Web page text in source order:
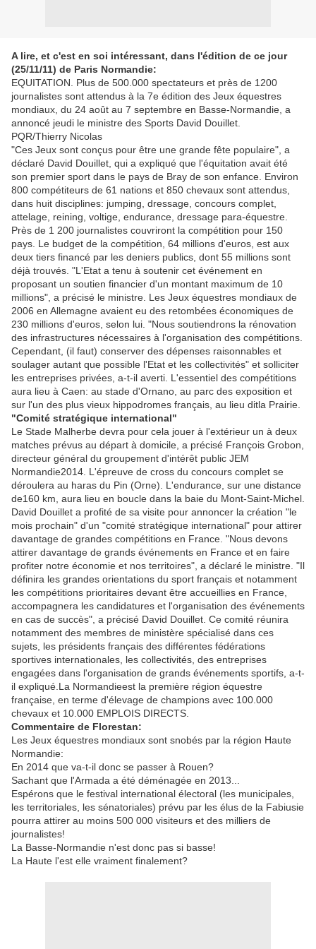
A lire, et c'est en soi intéressant, dans l'édition de ce jour
(25/11/11) de Paris Normandie:
EQUITATION. Plus de 500.000 spectateurs et près de 1200
journalistes sont attendus à la 7e édition des Jeux équestres
mondiaux, du 24 août au 7 septembre en Basse-Normandie, a
annoncé jeudi le ministre des Sports David Douillet.
PQR/Thierry Nicolas
"Ces Jeux sont conçus pour être une grande fête populaire", a
déclaré David Douillet, qui a expliqué que l'équitation avait été
son premier sport dans le pays de Bray de son enfance. Environ
800 compétiteurs de 61 nations et 850 chevaux sont attendus,
dans huit disciplines: jumping, dressage, concours complet,
attelage, reining, voltige, endurance, dressage para-équestre.
Près de 1 200 journalistes couvriront la compétition pour 150
pays. Le budget de la compétition, 64 millions d'euros, est aux
deux tiers financé par les deniers publics, dont 55 millions sont
déjà trouvés. "L'Etat a tenu à soutenir cet événement en
proposant un soutien financier d'un montant maximum de 10
millions", a précisé le ministre. Les Jeux équestres mondiaux de
2006 en Allemagne avaient eu des retombées économiques de
230 millions d'euros, selon lui. "Nous soutiendrons la rénovation
des infrastructures nécessaires à l'organisation des compétitions.
Cependant, (il faut) conserver des dépenses raisonnables et
soulager autant que possible l'Etat et les collectivités" et solliciter
les entreprises privées, a-t-il averti. L'essentiel des compétitions
aura lieu à Caen: au stade d'Ornano, au parc des exposition et
sur l'un des plus vieux hippodromes français, au lieu ditla Prairie.
"Comité stratégique international"
Le Stade Malherbe devra pour cela jouer à l'extérieur un à deux
matches prévus au départ à domicile, a précisé François Grobon,
directeur général du groupement d'intérêt public JEM
Normandie2014. L'épreuve de cross du concours complet se
déroulera au haras du Pin (Orne). L'endurance, sur une distance
de160 km, aura lieu en boucle dans la baie du Mont-Saint-Michel.
David Douillet a profité de sa visite pour annoncer la création "le
mois prochain" d'un "comité stratégique international" pour attirer
davantage de grandes compétitions en France. "Nous devons
attirer davantage de grands événements en France et en faire
profiter notre économie et nos territoires", a déclaré le ministre. "Il
définira les grandes orientations du sport français et notamment
les compétitions prioritaires devant être accueillies en France,
accompagnera les candidatures et l'organisation des événements
en cas de succès", a précisé David Douillet. Ce comité réunira
notamment des membres de ministère spécialisé dans ces
sujets, les présidents français des différentes fédérations
sportives internationales, les collectivités, des entreprises
engagées dans l'organisation de grands événements sportifs, a-t-
il expliqué.La Normandieest la première région équestre
française, en terme d'élevage de champions avec 100.000
chevaux et 10.000 EMPLOIS DIRECTS.
Commentaire de Florestan:
Les Jeux équestres mondiaux sont snobés par la région Haute
Normandie:
En 2014 que va-t-il donc se passer à Rouen?
Sachant que l'Armada a été déménagée en 2013...
Espérons que le festival international électoral (les municipales,
les territoriales, les sénatoriales) prévu par les élus de la Fabiusie
pourra attirer au moins 500 000 visiteurs et des milliers de
journalistes!
La Basse-Normandie n'est donc pas si basse!
La Haute l'est elle vraiment finalement?